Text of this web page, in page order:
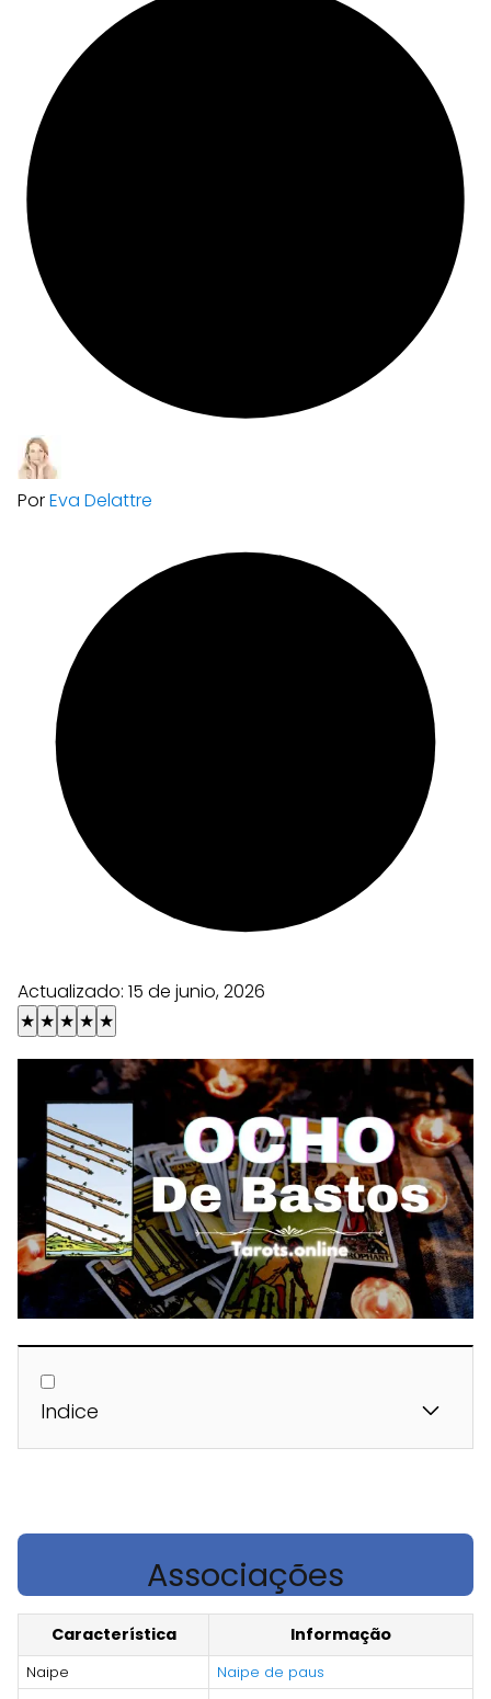
PorEva Delattre
Actualizado: 15 de junio, 2026
★ ★ ★ ★ ★
Indice
Associações
Característica Informação
Naipe
Naipe de paus